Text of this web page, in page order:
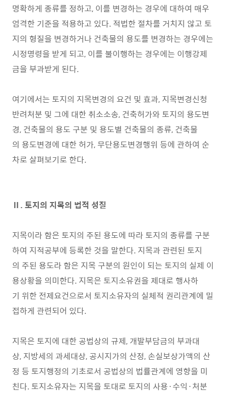
명확하게 종류를 정하고, 이를 변경하는 경우에 대하여 매우
엄격한 기준을 적용하고 있다. 적법한 절차를 거치지 않고 토
지의 형질을 변경하거나 건축물의 용도를 변경하는 경우에는
시정명령을 받게 되고, 이를 불이행하는 경우에는 이행강제
금을 부과받게 된다.
여기에서는 토지의 지목변경의 요건 및 효과, 지목변경신청
반려처분 및 그에 대한 취소소송, 건축허가와 토지의 용도변
경, 건축물의 용도 구분 및 용도별 건축물의 종류, 건축물
의 용도변경에 대한 허가, 무단용도변경행위 등에 관하여 순
차로 살펴보기로 한다.
Ⅱ. 토지의 지목의 법적 성질
지목이라 함은 토지의 주된 용도에 따라 토지의 종류를 구분
하여 지적공부에 등록한 것을 말한다. 지목과 관련된 토지
의 주된 용도라 함은 지목 구분의 원인이 되는 토지의 실제 이
용상황을 의미한다. 지목은 토지소유권을 제대로 행사하
기 위한 전제요건으로서 토지소유자의 실체적 권리관계에 밀
접하게 관련되어 있다.
지목은 토지에 대한 공법상의 규제, 개발부담금의 부과대
상, 지방세의 과세대상, 공시지가의 산정, 손실보상가액의 산
정 등 토지행정의 기초로서 공법상의 법률관계에 영향을 미
친다. 토지소유자는 지목을 토대로 토지의 사용·수익·처분